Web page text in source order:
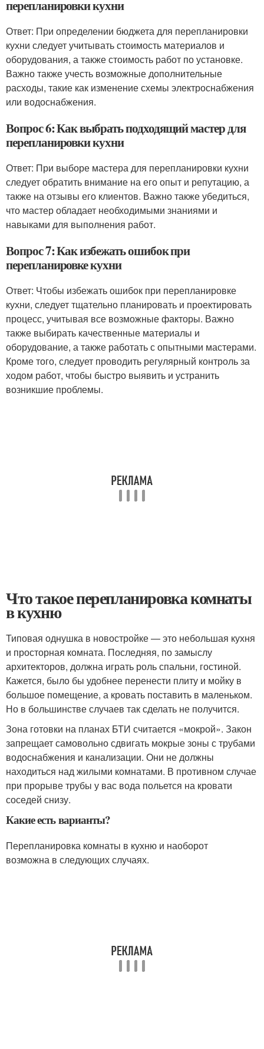
перепланировки кухни
Ответ: При определении бюджета для перепланировки
кухни следует учитывать стоимость материалов и
оборудования, а также стоимость работ по установке.
Важно также учесть возможные дополнительные
расходы, такие как изменение схемы электроснабжения
или водоснабжения.
Вопрос 6: Как выбрать подходящий мастер для
перепланировки кухни
Ответ: При выборе мастера для перепланировки кухни
следует обратить внимание на его опыт и репутацию, а
также на отзывы его клиентов. Важно также убедиться,
что мастер обладает необходимыми знаниями и
навыками для выполнения работ.
Вопрос 7: Как избежать ошибок при
перепланировке кухни
Ответ: Чтобы избежать ошибок при перепланировке
кухни, следует тщательно планировать и проектировать
процесс, учитывая все возможные факторы. Важно
также выбирать качественные материалы и
оборудование, а также работать с опытными мастерами.
Кроме того, следует проводить регулярный контроль за
ходом работ, чтобы быстро выявить и устранить
возникшие проблемы.
Что такое перепланировка комнаты
в кухню
Типовая однушка в новостройке — это небольшая кухня
и просторная комната. Последняя, по замыслу
архитекторов, должна играть роль спальни, гостиной.
Кажется, было бы удобнее перенести плиту и мойку в
большое помещение, а кровать поставить в маленьком.
Но в большинстве случаев так сделать не получится.
Зона готовки на планах БТИ считается «мокрой». Закон
запрещает самовольно сдвигать мокрые зоны с трубами
водоснабжения и канализации. Они не должны
находиться над жилыми комнатами. В противном случае
при прорыве трубы у вас вода польется на кровати
соседей снизу.
Какие есть варианты?
Перепланировка комнаты в кухню и наоборот
возможна в следующих случаях.